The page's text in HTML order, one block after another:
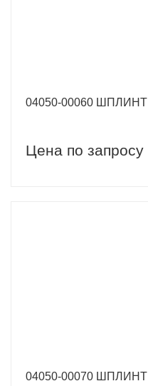
04050-00060 ШПЛИНТ
Цена по запросу
04050-00070 ШПЛИНТ